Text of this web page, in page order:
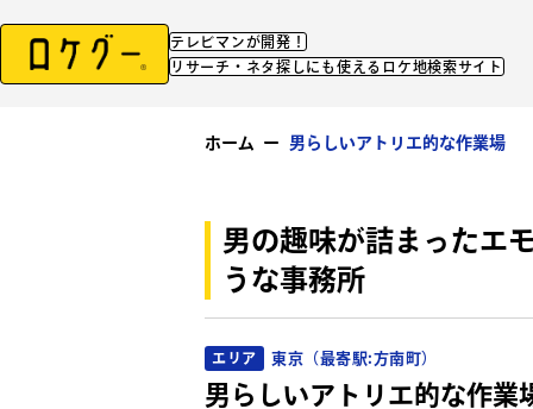
テレビマンが開発！
リサーチ・ネタ探しにも使えるロケ地検索サイト
ホーム ー 男らしいアトリエ的な作業場
男の趣味が詰まったエ
うな事務所
エリア 東京（最寄駅:方南町）
男らしいアトリエ的な作業